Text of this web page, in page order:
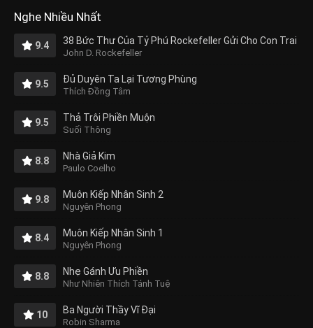
Nghe Nhiều Nhất
9.4 38 Bức Thư Của Tỷ Phú Rockefeller Gửi Cho Con Trai
John D. Rockefeller
9.5 Đủ Duyên Ta Lại Tương Phùng
Thích Đồng Tâm
9.5 Thả Trôi Phiền Muộn
Suối Thông
8.8 Nhà Giả Kim
Paulo Coelho
9.8 Muôn Kiếp Nhân Sinh 2
Nguyên Phong
8.4 Muôn Kiếp Nhân Sinh 1
Nguyên Phong
8.8 Nhẹ Gánh Ưu Phiền
Như Nhiên Thích Tánh Tuệ
10 Ba Người Thầy Vĩ Đại
Robin Sharma